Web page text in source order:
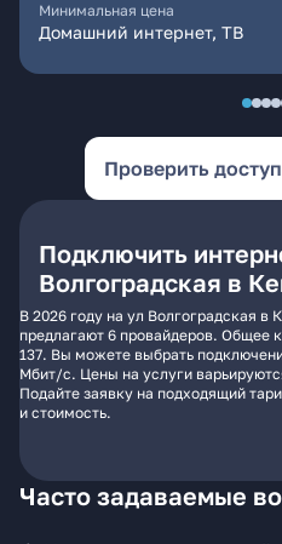
Минимальная цена
Домашний интернет, ТВ
Проверить
Подключить
Волгоградская в
В 2026 году на ул Волгоградская
предлагают 6 провайдеров. Общее
137. Вы можете выбрать
Мбит/с. Цены на услуги
Подайте заявку на подходящий
и стоимость.
Часто задаваемые